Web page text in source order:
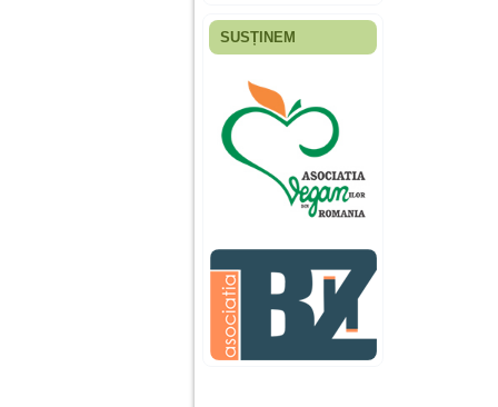
Fiica mea s-a nascut
ani, privind in urma
realizez cat de multe
greseli am facut in
educatia si cresterea
ei, am fost o mama
egoista, preocupata
de implinirea
profesionala, cand ea
era mica am neglijat-
agresiva, orice
greseala era taxata cu
o palma sau pedepse.
De 4 ani am o relatie
serioasa cu un barbat
SUSȚINEM